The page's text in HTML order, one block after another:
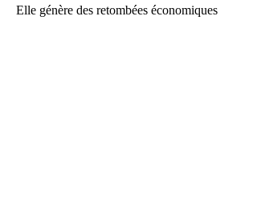
Elle génère des retombées économiques